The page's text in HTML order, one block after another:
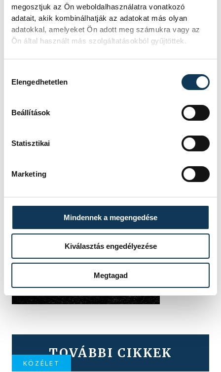
megosztjuk az Ön weboldalhasználatra vonatkozó
adatait, akik kombinálhatják az adatokat más olyan
adatokkal, amelyeket Ön adott meg számukra vagy az
Ön által használt más szolgáltatásokból gyűjtöttek.
Elengedhetetlen
Beállítások
Statisztikai
Marketing
Mindennek a megengedése
Kiválasztás engedélyezése
Megtagad
TOVÁBBI CIKKEK
KÖZÉLET